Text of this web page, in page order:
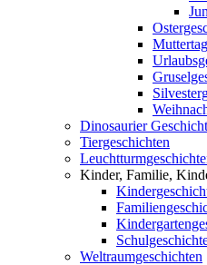
Dinosaurier
Tiergeschichten
Kinder, Familie,
Weltraumgeschichten